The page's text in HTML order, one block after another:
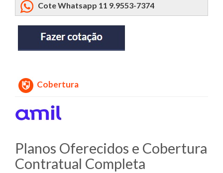
Cote Whatsapp 11 9.9553-7374
Cobertura
Planos Oferecidos e Cobertura
Contratual Completa